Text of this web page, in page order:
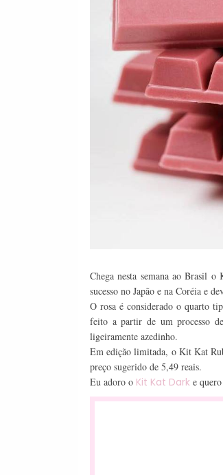
Chega nesta semana ao Brasil
sucesso no Japão e na Coréia e
O rosa é considerado o quarto
feito a partir de um processo
ligeiramente azedinho.
Em edição limitada, o Kit Kat
preço sugerido de 5,49 reais.
Eu adoro o Kit Kat Dark e